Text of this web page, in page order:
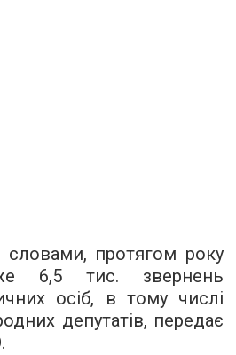
словами, протягом року
6,5 тис. звернень
осіб, в тому числі
депутатів, передає